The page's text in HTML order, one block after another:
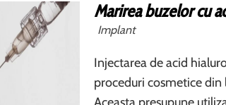
Marirea buzelor cu
Implant
Injectarea de acid
proceduri cosmetice